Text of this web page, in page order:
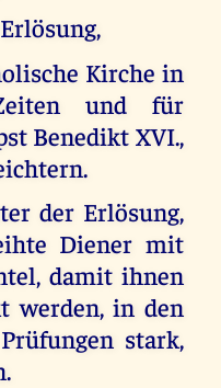
Kirche in
und für
Benedikt XVI.,
der Erlösung,
Diener mit
damit ihnen
werden, in den
stark,